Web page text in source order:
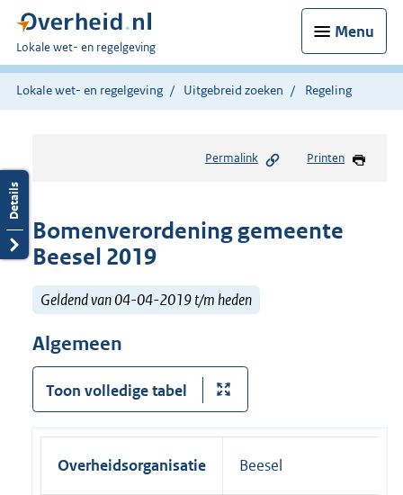
Menu
U
bent
hier:
Lokale wet- en regelgeving
Lokale wet- en regelgeving Uitgebreid zoeken Regeling
Permalink Printen
Bomenverordening gemeente
Beesel 2019
Geldend van 04-04-2019 t/m heden
Algemeen
Toon volledige tabel
Overheidsorganisatie Beesel